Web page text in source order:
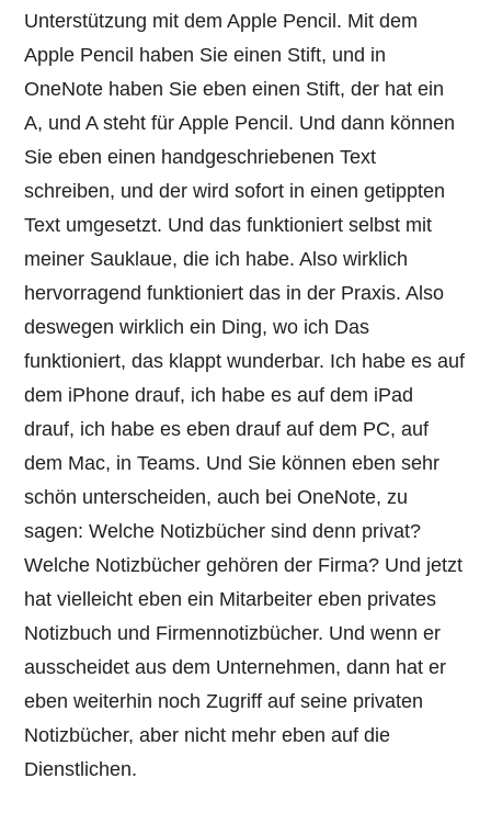
Unterstützung mit dem Apple Pencil. Mit dem
Apple Pencil haben Sie einen Stift, und in
OneNote haben Sie eben einen Stift, der hat ein
A, und A steht für Apple Pencil. Und dann können
Sie eben einen handgeschriebenen Text
schreiben, und der wird sofort in einen getippten
Text umgesetzt. Und das funktioniert selbst mit
meiner Sauklaue, die ich habe. Also wirklich
hervorragend funktioniert das in der Praxis. Also
deswegen wirklich ein Ding, wo ich Das
funktioniert, das klappt wunderbar. Ich habe es auf
dem iPhone drauf, ich habe es auf dem iPad
drauf, ich habe es eben drauf auf dem PC, auf
dem Mac, in Teams. Und Sie können eben sehr
schön unterscheiden, auch bei OneNote, zu
sagen: Welche Notizbücher sind denn privat?
Welche Notizbücher gehören der Firma? Und jetzt
hat vielleicht eben ein Mitarbeiter eben privates
Notizbuch und Firmennotizbücher. Und wenn er
ausscheidet aus dem Unternehmen, dann hat er
eben weiterhin noch Zugriff auf seine privaten
Notizbücher, aber nicht mehr eben auf die
Dienstlichen.